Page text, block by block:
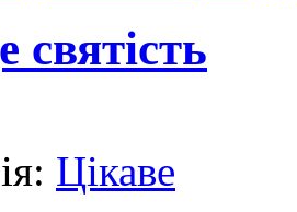
святість
Цікаве